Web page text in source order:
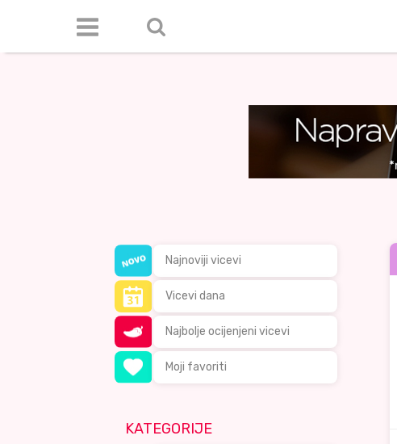
Najnoviji vicevi
Vicevi dana
Najbolje ocijenjeni vicevi
Moji favoriti
KATEGORIJE